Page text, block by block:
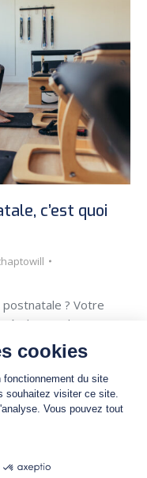
c’est quoi
? Votre
l’accouchement
Si vous
Fuites urinaires
périnée /
à une
la césarienne –